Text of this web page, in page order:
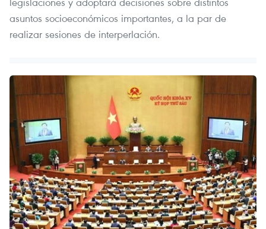
asuntos socioeconómicos importantes, a la par de
realizar sesiones de interperlación.